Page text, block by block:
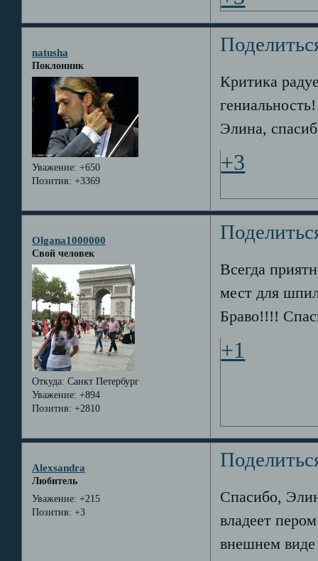
natusha
Поклонник
Уважение: +650
Позитив: +3369
Критика
гениальность!
Элина,
+3
Olgana1000000
Свой человек
Откуда: Санкт Петербург
Уважение: +894
Позитив: +2810
Всегда
мест для
Браво!!!!
+1
Alexsandra
Любитель
Уважение: +215
Позитив: +3
Спасибо,
владеет
внешнем